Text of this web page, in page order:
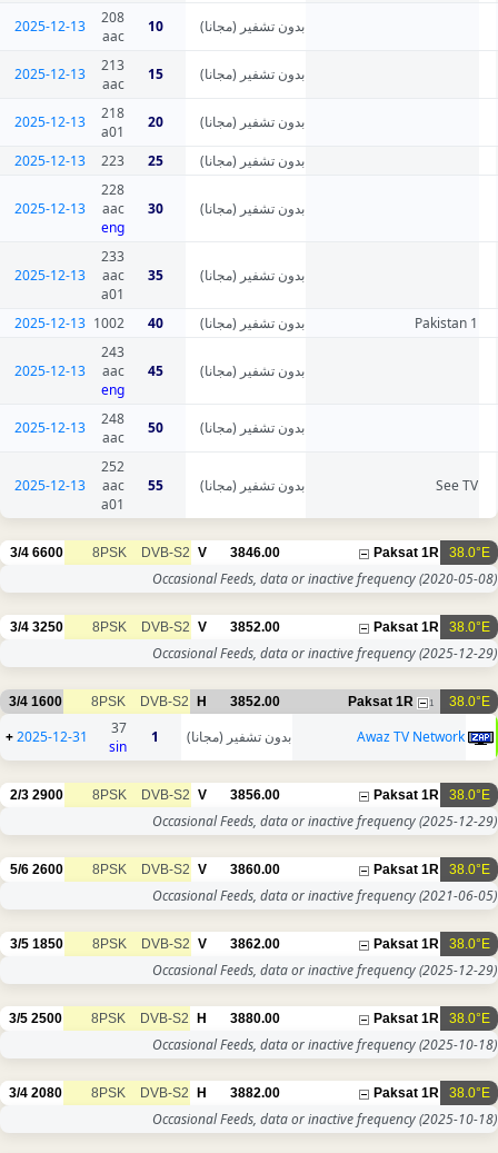
بدون تشفير (مجانا) 10
208
aac
2025-12-13
بدون تشفير (مجانا) 15
213
aac
2025-12-13
بدون تشفير (مجانا) 20
218
a01
2025-12-13
بدون تشفير (مجانا) 25
223
2025-12-13
بدون تشفير (مجانا) 30
228
aac
eng
2025-12-13
بدون تشفير (مجانا) 35
233
aac
a01
2025-12-13
Pakistan 1 بدون تشفير (مجانا) 40
1002
2025-12-13
بدون تشفير (مجانا) 45
243
aac
eng
2025-12-13
بدون تشفير (مجانا) 50
248
aac
2025-12-13
See TV بدون تشفير (مجانا) 55
252
aac
a01
2025-12-13
38.0°E
Paksat 1R
3846.00
V
DVB-S2
8PSK
6600
3/4
Occasional Feeds, data or inactive frequency(2020-05-08)
38.0°E
Paksat 1R
3852.00
V
DVB-S2
8PSK
3250
3/4
Occasional Feeds, data or inactive frequency(2025-12-29)
38.0°E
Paksat 1R 1
3852.00
H
DVB-S2
8PSK
1600
3/4
Awaz TV Network بدون تشفير (مجانا) 1
37
sin
2025-12-31
+
38.0°E
Paksat 1R
3856.00
V
DVB-S2
8PSK
2900
2/3
Occasional Feeds, data or inactive frequency(2025-12-29)
38.0°E
Paksat 1R
3860.00
V
DVB-S2
8PSK
2600
5/6
Occasional Feeds, data or inactive frequency(2021-06-05)
38.0°E
Paksat 1R
3862.00
V
DVB-S2
8PSK
1850
3/5
Occasional Feeds, data or inactive frequency(2025-12-29)
38.0°E
Paksat 1R
3880.00
H
DVB-S2
8PSK
2500
3/5
Occasional Feeds, data or inactive frequency(2025-10-18)
38.0°E
Paksat 1R
3882.00
H
DVB-S2
8PSK
2080
3/4
Occasional Feeds, data or inactive frequency(2025-10-18)